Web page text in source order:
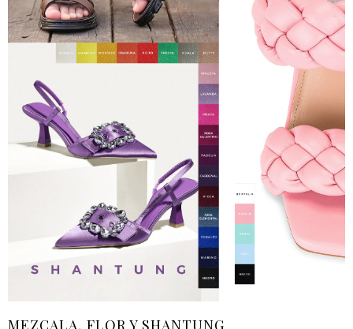
MEZCALA, FLOR Y SHANTUNG